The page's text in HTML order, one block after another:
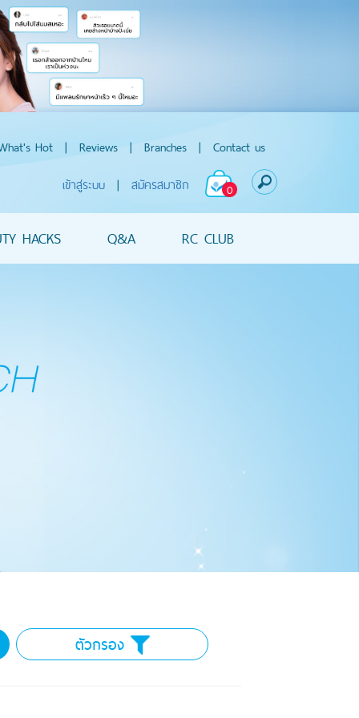
Hot | Reviews | Branches | Contact us
0
เข้าสู่ระบบ | สมัครสมาชิก
HACKS Q&A RC CLUB
ตัวกรอง